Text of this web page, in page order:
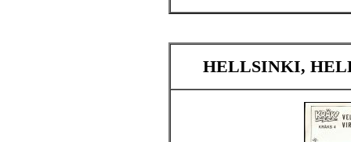
HELLSINKI,